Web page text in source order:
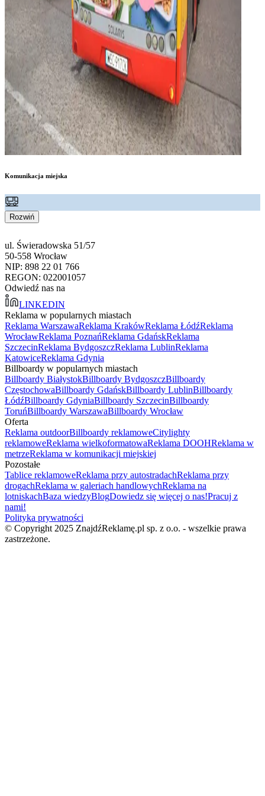
Komunikacja miejska
Rozwiń
ul. Świeradowska 51/57
50-558 Wrocław
NIP: 898 22 01 766
REGON: 022001057
Odwiedź nas na
LINKEDIN
Reklama w popularnych miastach
Reklama WarszawaReklama KrakówReklama ŁódźReklama
WrocławReklama PoznańReklama GdańskReklama
SzczecinReklama BydgoszczReklama LublinReklama
KatowiceReklama Gdynia
Billboardy w popularnych miastach
Billboardy BiałystokBillboardy BydgoszczBillboardy
CzęstochowaBillboardy GdańskBillboardy LublinBillboardy
ŁódźBillboardy GdyniaBillboardy SzczecinBillboardy
ToruńBillboardy WarszawaBillboardy Wrocław
Oferta
Reklama outdoorBillboardy reklamoweCitylighty
reklamoweReklama wielkoformatowaReklama DOOHReklama w
metrzeReklama w komunikacji miejskiej
Pozostałe
Tablice reklamoweReklama przy autostradachReklama przy
drogachReklama w galeriach handlowychReklama na
lotniskachBaza wiedzyBlogDowiedz się więcej o nas!Pracuj z
nami!
Polityka prywatności
© Copyright 2025 ZnajdźReklamę.pl sp. z o.o. - wszelkie prawa
zastrzeżone.